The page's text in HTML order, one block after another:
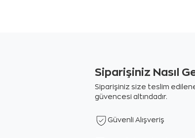
Siparişiniz Nasıl
Siparişiniz size teslim
güvencesi altındadır.
Güvenli Alışveriş